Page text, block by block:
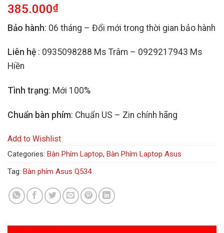
Rated 5.00
out of 5
2
customer
385.000₫
Bảo hành: 06 tháng – Đổi mới trong thời gian bảo hành
Liên hệ : 0935098288 Ms Trâm – 0929217943 Ms
Hiền
Tình trạng: Mới 100%
Chuẩn bàn phím: Chuẩn US – Zin chính hãng
Add to Wishlist
Categories: Bàn Phím Laptop, Bàn Phím Laptop Asus
Tag: Bàn phím Asus Q534